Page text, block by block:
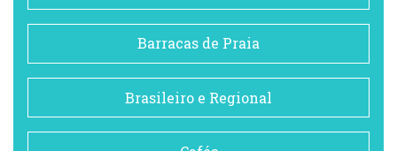
Barracas de Praia
Brasileiro e Regional